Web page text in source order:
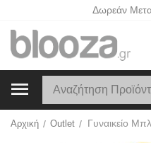
Δωρεάν
Αρχική / Outlet /